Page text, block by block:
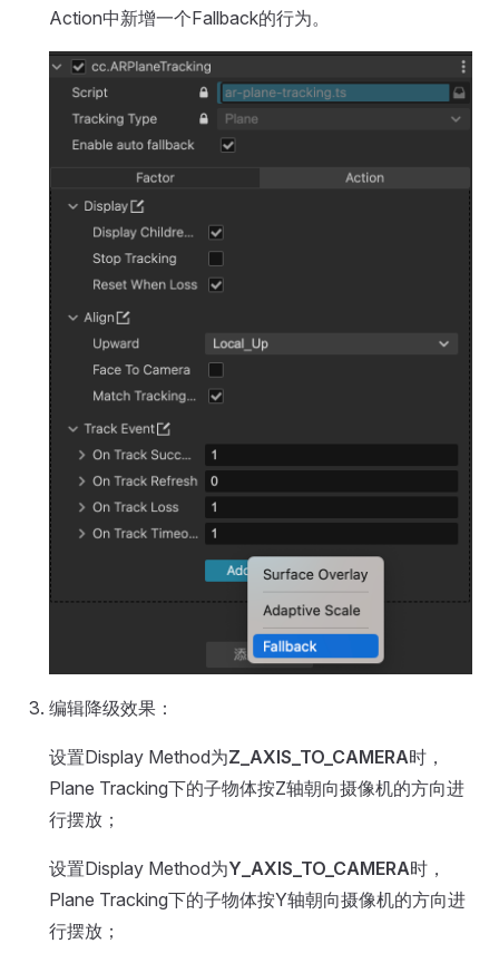
Action中新增一个Fallback的行为。
编辑降级效果：
设置Display Method为Z_AXIS_TO_CAMERA时，
Plane Tracking下的子物体按Z轴朝向摄像机的方向进
行摆放；
设置Display Method为Y_AXIS_TO_CAMERA时，
Plane Tracking下的子物体按Y轴朝向摄像机的方向进
行摆放；